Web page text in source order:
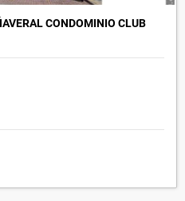
CONDOMINIO CLUB